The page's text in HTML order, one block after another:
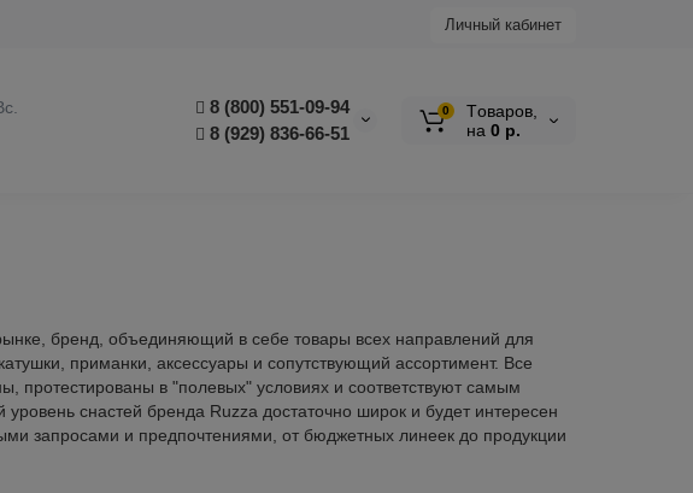
Личный кабинет
8 (800) 551-09-94
8 (929) 836-66-51
0
Tоваров,
на 0 р.
бренд, объединяющий в себе товары всех направлений для
приманки, аксессуары и сопутствующий ассортимент. Все
протестированы в "полевых" условиях и соответствуют самым
снастей бренда Ruzza достаточно широк и будет интересен
запросами и предпочтениями, от бюджетных линеек до продукции